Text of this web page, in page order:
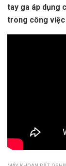
tay ga áp dụng
trong công việc